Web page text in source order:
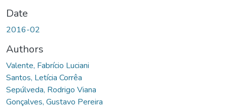
Date
2016-02
Authors
Valente, Fabrício Luciani
Santos, Letícia Corrêa
Sepúlveda, Rodrigo Viana
Gonçalves, Gustavo Pereira